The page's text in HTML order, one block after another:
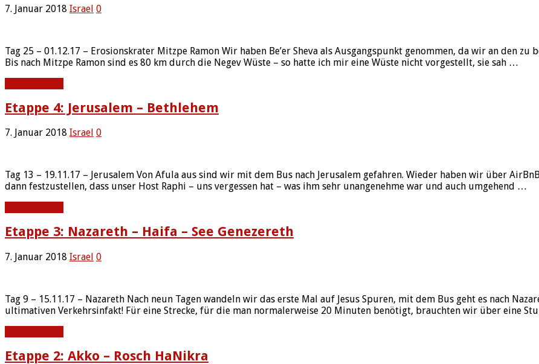
7. Januar 2018 Israel 0
Tag 25 – 01.12.17 – Erosionskrater Mitzpe Ramon Wir haben Be’er Sheva als Ausgangspunkt genommen, da wir an den
Bis nach Mitzpe Ramon sind es 80 km durch die Negev Wüste – so hatte ich mir eine Wüste nicht vorgestellt, sie sah …
Etappe 4: Jerusalem – Bethlehem
7. Januar 2018 Israel 0
Tag 13 – 19.11.17 – Jerusalem Von Afula aus sind wir mit dem Bus nach Jerusalem gefahren. Wieder haben wir über
dann festzustellen, dass unser Host Raphi – uns vergessen hat – was ihm sehr unangenehme war und auch umgehend …
Etappe 3: Nazareth – Haifa – See Genezereth
7. Januar 2018 Israel 0
Tag 9 – 15.11.17 – Nazareth Nach neun Tagen wandeln wir das erste Mal auf Jesus Spuren, mit dem Bus geht es nach
ultimativen Verkehrsinfakt! Für eine Strecke, für die man normalerweise 20 Minuten benötigt, brauchten wir über eine
Etappe 2: Akko – Rosch HaNikra